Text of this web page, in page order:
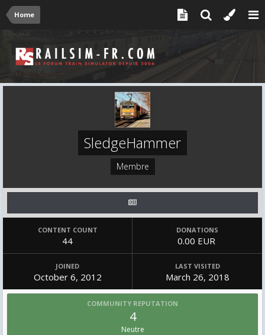
Home
SledgeHammer
Membre
CONTENT COUNT
44
DONATIONS
0.00 EUR
JOINED
October 6, 2012
LAST VISITED
March 26, 2018
COMMUNITY REPUTATION
4
Neutre